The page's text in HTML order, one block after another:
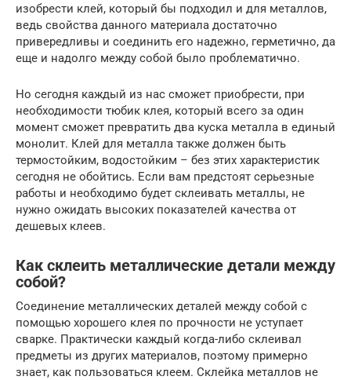
изобрести клей, который бы подходил и для металлов,
ведь свойства данного материала достаточно
привередливы и соединить его надежно, герметично, да
еще и надолго между собой было проблематично.
Но сегодня каждый из нас сможет приобрести, при
необходимости тюбик клея, который всего за один
момент сможет превратить два куска металла в единый
монолит. Клей для металла также должен быть
термостойким, водостойким – без этих характеристик
сегодня не обойтись. Если вам предстоят серьезные
работы и необходимо будет склеивать металлы, не
нужно ожидать высоких показателей качества от
дешевых клеев.
Как склеить металлические детали между
собой?
Соединение металлических деталей между собой с
помощью хорошего клея по прочности не уступает
сварке. Практически каждый когда-либо склеивал
предметы из других материалов, поэтому примерно
знает, как пользоваться клеем. Склейка металлов не